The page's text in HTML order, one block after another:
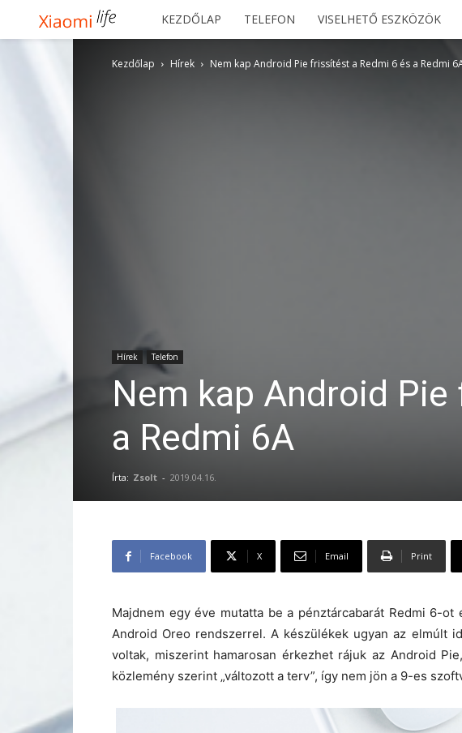
Xiaomilife
KEZDŐLAP TELEFON VISELHETŐ ESZKÖZÖK
Kezdőlap Hírek Nem kap Android Pie frissítést a Redmi 6 és a Redmi
Hírek Telefon
Nem kap Android
a Redmi 6A
Írta: Zsolt - 2019.04.16.
Facebook X Email Print
Majdnem egy éve mutatta be a pénztárcabarát Redmi 6-
Android Oreo rendszerrel. A készülékek ugyan az elmúlt
voltak, miszerint hamarosan érkezhet rájuk az Android
közlemény szerint „változott a terv”, így nem jön a 9-es